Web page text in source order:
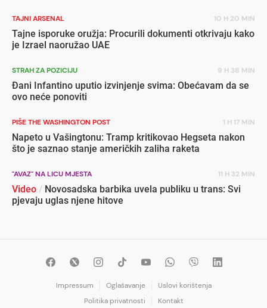
TAJNI ARSENAL 10 H 20 MIN
Tajne isporuke oružja: Procurili dokumenti otkrivaju kako
je Izrael naoružao UAE
STRAH ZA POZICIJU 9 H 38 MIN
Đani Infantino uputio izvinjenje svima: Obećavam da se
ovo neće ponoviti
PIŠE THE WASHINGTON POST 1 H 17 MIN
Napeto u Vašingtonu: Tramp kritikovao Hegseta nakon
što je saznao stanje američkih zaliha raketa
"AVAZ" NA LICU MJESTA 11 H 32 MIN
Video / Novosadska barbika uvela publiku u trans: Svi
pjevaju uglas njene hitove
Impressum Oglašavanje
Uslovi korištenja
Politika privatnosti
Kontakt